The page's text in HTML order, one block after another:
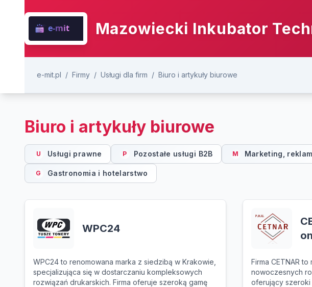
Mazowiecki Inkubator
e-mit.pl / Firmy / Usługi dla firm / Biuro i artykuły biurowe
Biuro i artykuły biurowe
U Usługi prawne P Pozostałe usługi B2B M Marketing,
G Gastronomia i hotelarstwo
WPC24
WPC24 to renomowana marka z siedzibą w Krakowie,
specjalizująca się w dostarczaniu kompleksowych
rozwiązań drukarskich. Firma oferuje szeroką gamę
Firma CETNAR
nowoczesnych
oferujący szeroki